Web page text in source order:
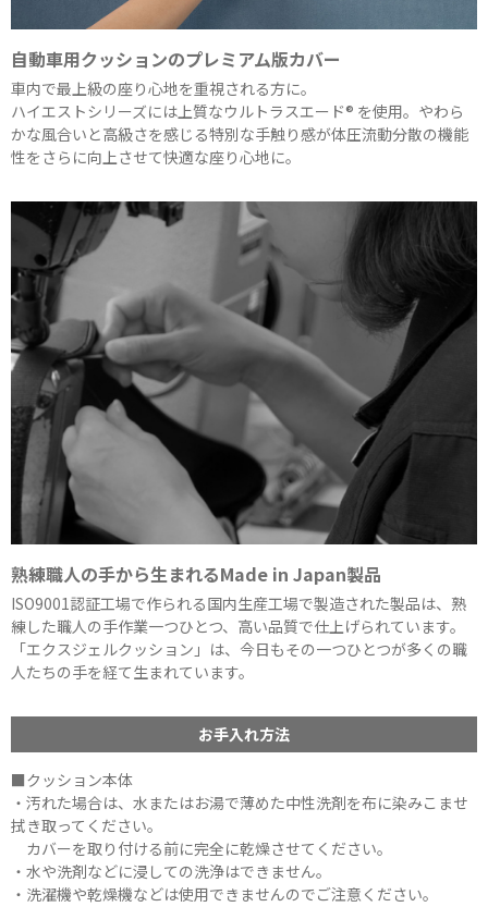
自動車用クッションのプレミアム版カバー
車内で最上級の座り心地を重視される方に。
ハイエストシリーズには上質なウルトラスエード® を使用。やわら
かな風合いと高級さを感じる特別な手触り感が体圧流動分散の機能
性をさらに向上させて快適な座り心地に。
熟練職人の手から生まれるMade in Japan製品
ISO9001認証工場で作られる国内生産工場で製造された製品は、熟
練した職人の手作業一つひとつ、高い品質で仕上げられています。
「エクスジェルクッション」は、今日もその一つひとつが多くの職
人たちの手を経て生まれています。
お手入れ方法
■クッション本体
・汚れた場合は、水またはお湯で薄めた中性洗剤を布に染みこませ
拭き取ってください。
カバーを取り付ける前に完全に乾燥させてください。
・水や洗剤などに浸しての洗浄はできません。
・洗濯機や乾燥機などは使用できませんのでご注意ください。